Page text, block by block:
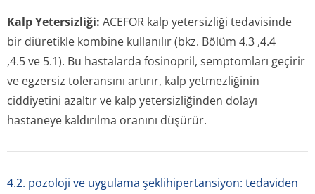
Kalp Yetersizliği: ACEFOR kalp yetersizliği tedavisinde
bir diüretikle kombine kullanılır (bkz. Bölüm 4.3 ,4.4
,4.5 ve 5.1). Bu hastalarda fosinopril, semptomları geçirir
ve egzersiz toleransını artırır, kalp yetmezliğinin
ciddiyetini azaltır ve kalp yetersizliğinden dolayı
hastaneye kaldırılma oranını düşürür.
4.2. pozoloji ve uygulama şeklihipertansiyon: tedaviden